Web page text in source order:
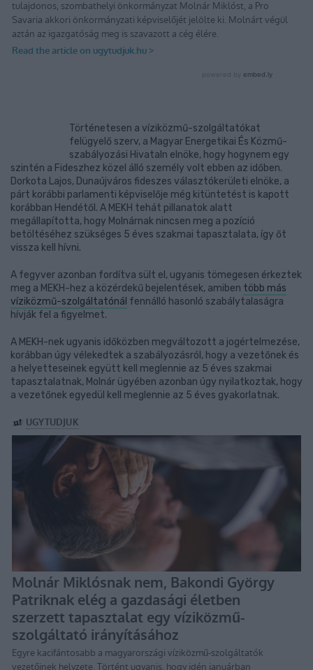
Történetesen a víziközmű-szolgáltatókat
felügyelő szerv, a Magyar Energetikai És Közmű-
szabályozási Hivataln elnöke, hogy hogynem egy
szintén a Fideszhez közel álló személy volt ebben az időben.
Dorkota Lajos, Dunaújváros fideszes választókerületi elnöke, a
párt korábbi parlamenti képviselője még kitüntetést is kapott
korábban Hendétől. A MEKH tehát pillanatok alatt
megállapította, hogy Molnárnak nincsen meg a pozíció
betöltéséhez szükséges 5 éves szakmai tapasztalata, így őt
vissza kell hívni.
A fegyver azonban fordítva sült el, ugyanis tömegesen érkeztek
meg a MEKH-hez a közérdekű bejelentések, amiben több más
víziközmű-szolgáltatónál fennálló hasonló szabálytalaságra
hívják fel a figyelmet.
A MEKH-nek ugyanis időközben megváltozott a jogértelmezése,
korábban úgy vélekedtek a szabályozásról, hogy a vezetőnek és
a helyetteseinek együtt kell meglennie az 5 éves szakmai
tapasztalatnak, Molnár ügyében azonban úgy nyilatkoztak, hogy
a vezetőnek egyedül kell meglennie az 5 éves gyakorlatnak.